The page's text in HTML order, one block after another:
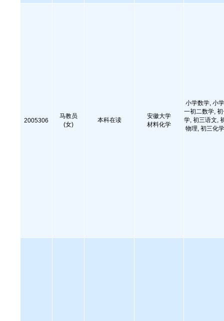
2005306
马教员
(女)
本科在读
安徽大学
材料化学
小学数学, 小
一初二数学,
学, 初三语文,
物理, 初三化